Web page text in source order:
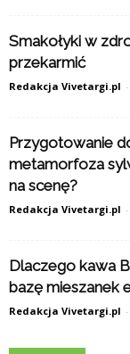
Smakołyki w
przekarmić
Redakcja Vivetargi.pl -
Przygotowanie
metamorfoza
na scenę?
Redakcja Vivetargi.pl -
Dlaczego kawa
bazę mieszanek
Redakcja Vivetargi.pl -